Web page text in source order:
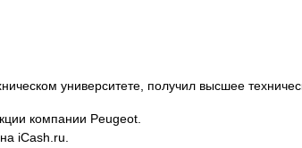
университете, получил высшее
компании Peugeot.
iCash.ru.